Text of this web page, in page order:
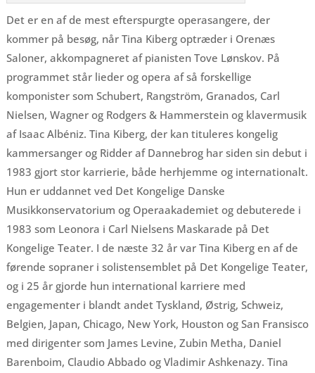
Det er en af de mest efterspurgte operasangere, der
kommer på besøg, når Tina Kiberg optræder i Orenæs
Saloner, akkompagneret af pianisten Tove Lønskov. På
programmet står lieder og opera af så forskellige
komponister som Schubert, Rangström, Granados, Carl
Nielsen, Wagner og Rodgers & Hammerstein og klavermusik
af Isaac Albéniz. Tina Kiberg, der kan tituleres kongelig
kammersanger og Ridder af Dannebrog har siden sin debut i
1983 gjort stor karrierie, både herhjemme og internationalt.
Hun er uddannet ved Det Kongelige Danske
Musikkonservatorium og Operaakademiet og debuterede i
1983 som Leonora i Carl Nielsens Maskarade på Det
Kongelige Teater. I de næste 32 år var Tina Kiberg en af de
førende sopraner i solistensemblet på Det Kongelige Teater,
og i 25 år gjorde hun international karriere med
engagementer i blandt andet Tyskland, Østrig, Schweiz,
Belgien, Japan, Chicago, New York, Houston og San Fransisco
med dirigenter som James Levine, Zubin Metha, Daniel
Barenboim, Claudio Abbado og Vladimir Ashkenazy. Tina